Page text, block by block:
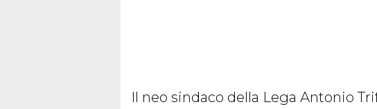
Il neo sindaco della Lega Antonio